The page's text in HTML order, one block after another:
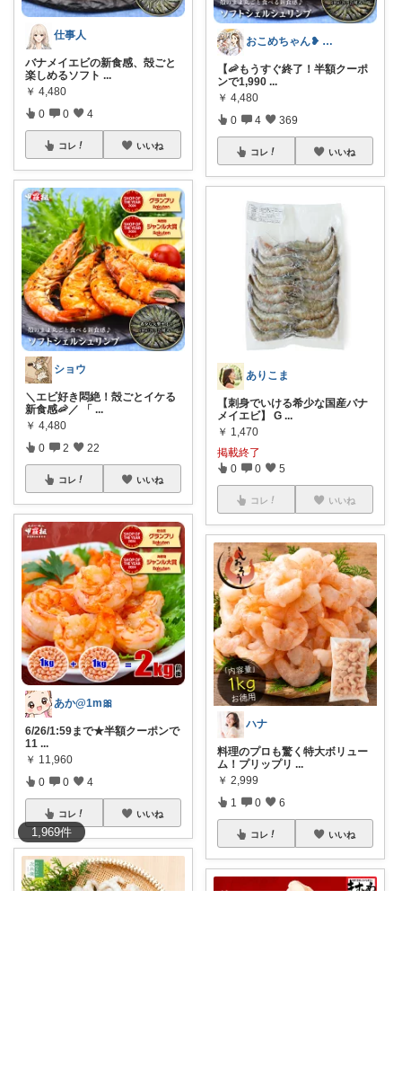
1,969件
仕事人
バナメイエビの新食感、殻ごと
楽しめるソフト ...
￥ 4,480
0 0 4
コレ いいね
ショウ
＼エビ好き悶絶！殻ごとイケる
新食感🦐／ 「 ...
￥ 4,480
0 2 22
コレ いいね
あか@1m🎀
6/26/1:59まで★半額クーポンで
11 ...
￥ 11,960
0 0 4
コレ いいね
おこめちゃん❥ 酒飲み女の食と暮らし🍷
【🦐もうすぐ終了！半額クーポ
ンで1,990 ...
￥ 4,480
0 4 369
コレ いいね
ありこま
【刺身でいける希少な国産バナ
メイエビ】 G ...
￥ 1,470
掲載終了
0 0 5
コレ いいね
ハナ
料理のプロも驚く特大ボリュー
ム！プリップリ ...
￥ 2,999
1 0 6
コレ いいね